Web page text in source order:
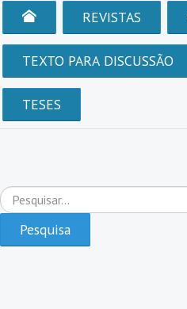
REVISTAS
TEXTO PARA DISCUSSÃO
TESES
Pesquisar...
Pesquisa